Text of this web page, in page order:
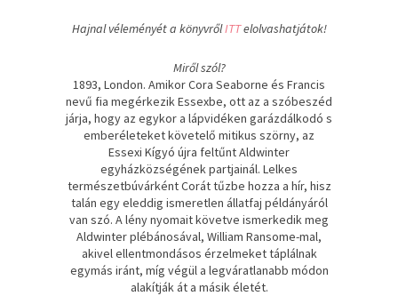
Hajnal véleményét a könyvrőlITTelolvashatjátok!
Miről szól?
1893, London. Amikor Cora Seaborne és Francis
nevű fia megérkezik Essexbe, ott az a szóbeszéd
járja, hogy az egykor a lápvidéken garázdálkodó s
emberéleteket követelő mitikus szörny, az
Essexi Kígyó újra feltűnt Aldwinter
egyházközségének partjainál. Lelkes
természetbúvárként Corát tűzbe hozza a hír, hisz
talán egy eleddig ismeretlen állatfaj példányáról
van szó. A lény nyomait követve ismerkedik meg
Aldwinter plébánosával, William Ransome-mal,
akivel ellentmondásos érzelmeket táplálnak
egymás iránt, míg végül a legváratlanabb módon
alakítják át a másik életét.